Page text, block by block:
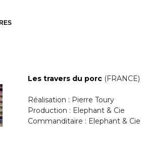
Les travers du porc (FRANCE)
Réalisation : Pierre Toury
Production : Elephant & Cie
Commanditaire : Elephant & Cie